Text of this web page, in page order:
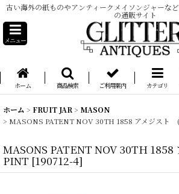
古い海外の紙ものやアンティークメイソンジャーな
の通販サイト
メニュー
ホーム 商品検索 ご利用案内 カテゴリ
ホーム > FRUIT JAR > MASON
> MASONS PATENT NOV 30TH 1858 アメジスト
MASONS PATENT NOV 30TH
PINT [190712-4]